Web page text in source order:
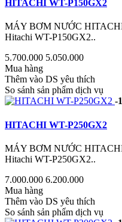
HITACHI WT-P150GX2
MÁY BƠM NƯỚC
Hitachi WT-P150GX2..
5.700.000 5.050.000
Mua hàng
Thêm vào DS yêu thích
So sánh sản phẩm dịch vụ
-
HITACHI WT-P250GX2
MÁY BƠM NƯỚC
Hitachi WT-P250GX2..
7.000.000 6.200.000
Mua hàng
Thêm vào DS yêu thích
So sánh sản phẩm dịch vụ